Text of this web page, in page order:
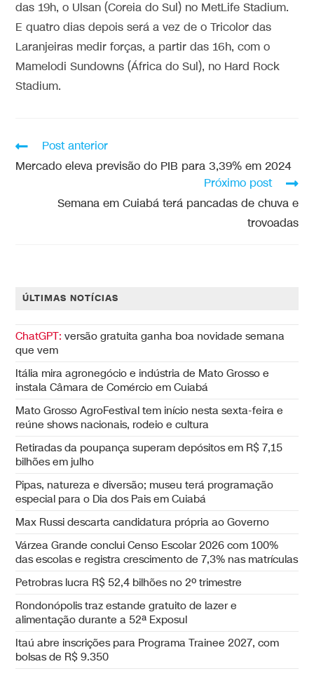
das 19h, o Ulsan (Coreia do Sul) no MetLife Stadium.
E quatro dias depois será a vez de o Tricolor das
Laranjeiras medir forças, a partir das 16h, com o
Mamelodi Sundowns (África do Sul), no Hard Rock
Stadium.
Post anterior
Mercado eleva previsão do PIB para 3,39% em 2024
Próximo post
Semana em Cuiabá terá pancadas de chuva e
trovoadas
ÚLTIMAS NOTÍCIAS
ChatGPT: versão gratuita ganha boa novidade semana
que vem
Itália mira agronegócio e indústria de Mato Grosso e
instala Câmara de Comércio em Cuiabá
Mato Grosso AgroFestival tem início nesta sexta-feira e
reúne shows nacionais, rodeio e cultura
Retiradas da poupança superam depósitos em R$ 7,15
bilhões em julho
Pipas, natureza e diversão; museu terá programação
especial para o Dia dos Pais em Cuiabá
Max Russi descarta candidatura própria ao Governo
Várzea Grande conclui Censo Escolar 2026 com 100%
das escolas e registra crescimento de 7,3% nas matrículas
Petrobras lucra R$ 52,4 bilhões no 2º trimestre
Rondonópolis traz estande gratuito de lazer e
alimentação durante a 52ª Exposul
Itaú abre inscrições para Programa Trainee 2027, com
bolsas de R$ 9.350